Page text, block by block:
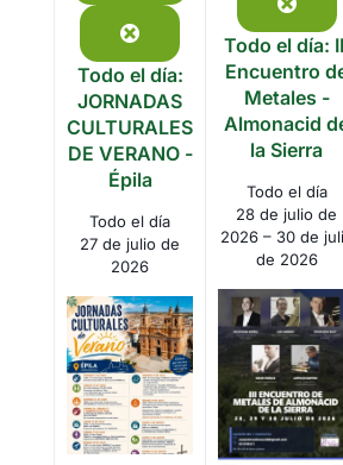
julio
de
2026
event)
Close
Todo el día:
JORNADAS
CULTURALES
DE VERANO -
Épila
Todo el día
27 de julio de
2026
julio
de
2026
Todo el día:
Encuentro
Metales -
Almonacid
la Sierra
Todo el día
28 de julio de
2026 – 30 de
de 2026